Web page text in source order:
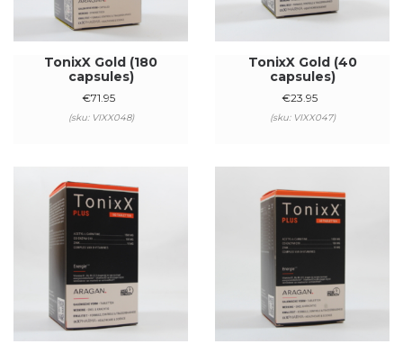
TonixX Gold (180
capsules)
€71.95
(sku: VIXX048)
TonixX Gold (40
capsules)
€23.95
(sku: VIXX047)